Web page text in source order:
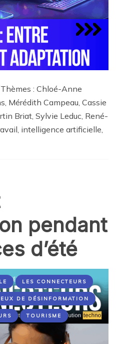
: Chloé-Anne
Mérédith Campeau, Cassie
Briat, Sylvie Leduc, René-
intelligence artificielle,
pendant
d’été
LES CONNECTEURS
DE DÉSINFORMATION
TOURISME